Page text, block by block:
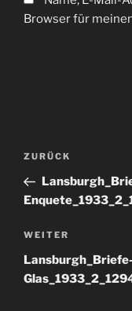
Browser für
Vorheriger
Beitrag
ZURÜCK
Nächster
Beitrag
WEITER